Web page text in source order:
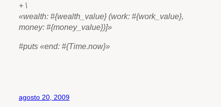
+ \
«wealth: #{wealth_value} (work: #{work_value},
money: #{money_value})]»
#puts «end: #{Time.now}»
agosto 20, 2009